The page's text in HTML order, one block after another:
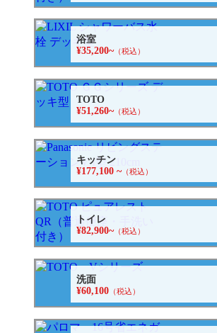
浴室
¥35,200~（税込）
TOTO
¥51,260~（税込）
キッチン
¥177,100 ~（税込）
トイレ
¥82,900~（税込）
洗面
¥60,100 （税込）